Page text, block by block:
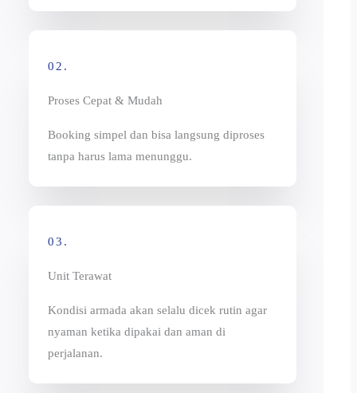
02.
Proses Cepat & Mudah
Booking simpel dan bisa langsung diproses
tanpa harus lama menunggu.
03.
Unit Terawat
Kondisi armada akan selalu dicek rutin agar
nyaman ketika dipakai dan aman di
perjalanan.